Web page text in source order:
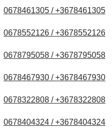
0678461305 / +3678461305
0678552126 / +3678552126
0678795058 / +3678795058
0678467930 / +3678467930
0678322808 / +3678322808
0678404324 / +3678404324